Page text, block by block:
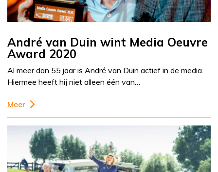
André van Duin wint Media Oeuvre
Award 2020
Al meer dan 55 jaar is André van Duin actief in de media.
Hiermee heeft hij niet alleen één van…
Meer